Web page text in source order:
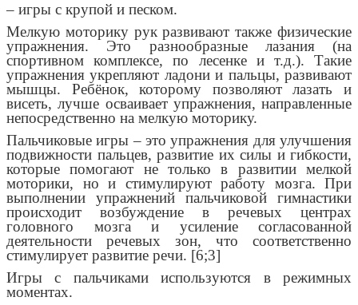
– игры с крупой и песком.
Мелкую моторику рук развивают также физические
упражнения. Это разнообразные лазания (на
спортивном комплексе, по лесенке и т.д.). Такие
упражнения укрепляют ладони и пальцы, развивают
мышцы. Ребёнок, которому позволяют лазать и
висеть, лучше осваивает упражнения, направленные
непосредственно на мелкую моторику.
Пальчиковые игры – это упражнения для улучшения
подвижности пальцев, развитие их силы и гибкости,
которые помогают не только в развитии мелкой
моторики, но и стимулируют работу мозга. При
выполнении упражнений пальчиковой гимнастики
происходит возбуждение в речевых центрах
головного мозга и усиление согласованной
деятельности речевых зон, что соответственно
стимулирует развитие речи. [6;3]
Игры с пальчиками используются в режимных
моментах.